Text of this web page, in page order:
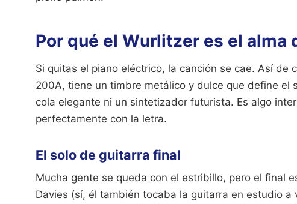
Por qué el Wurlitzer es el alma
Si quitas el piano eléctrico, la canción se cae. Así de
200A, tiene un timbre metálico y dulce que define el
cola elegante ni un sintetizador futurista. Es algo
perfectamente con la letra.
El solo de guitarra final
Mucha gente se queda con el estribillo, pero el final
Davies (sí, él también tocaba la guitarra en estudio